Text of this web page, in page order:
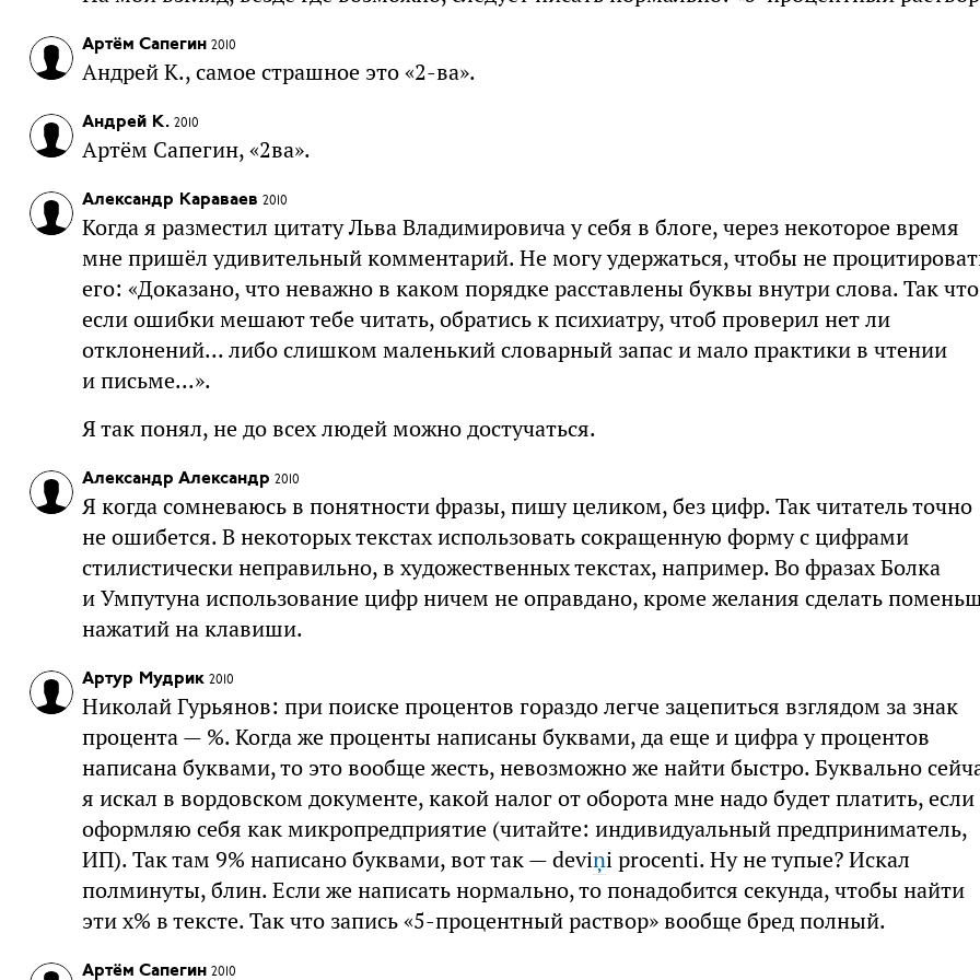
Артём Сапегин 2010
Андрей K., самое страшное это «2-ва».
Андрей K. 2010
Артём Сапегин, «2ва».
Александр Караваев 2010
Когда я разместил цитату Льва Владимировича у себя в блоге, через некоторое время
мне пришёл удивительный комментарий. Не могу удержаться, чтобы не
его: «Доказано, что неважно в каком порядке расставлены буквы внутри слова. Так что
если ошибки мешают тебе читать, обратись к психиатру, чтоб проверил нет ли
отклонений... либо слишком маленький словарный запас и мало практики в чтении
и письме...».
Я так понял, не до всех людей можно достучаться.
Александр Александр 2010
Я когда сомневаюсь в понятности фразы, пишу целиком, без цифр. Так читатель точно
не ошибется. В некоторых текстах использовать сокращенную форму с цифрами
стилистически неправильно, в художественных текстах, например. Во фразах Болка
и Умпутуна использование цифр ничем не оправдано, кроме желания сделать
нажатий на клавиши.
Артур Мудрик 2010
Николай Гурьянов: при поиске процентов гораздо легче зацепиться взглядом за знак
процента — %. Когда же проценты написаны буквами, да еще и цифра у процентов
написана буквами, то это вообще жесть, невозможно же найти быстро. Буквально
я искал в вордовском документе, какой налог от оборота мне надо будет платить, если
оформляю себя как микропредприятие (читайте: индивидуальный предприниматель,
ИП). Так там 9% написано буквами, вот так — deviņi procenti. Ну не тупые? Искал
полминуты, блин. Если же написать нормально, то понадобится секунда, чтобы найти
эти x% в тексте. Так что запись «5-процентный раствор» вообще бред полный.
Артём Сапегин 2010